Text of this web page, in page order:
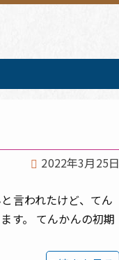
2022年3月25日
言われたけど、てん
す。 てんかんの初期